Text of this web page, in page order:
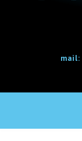
mail: